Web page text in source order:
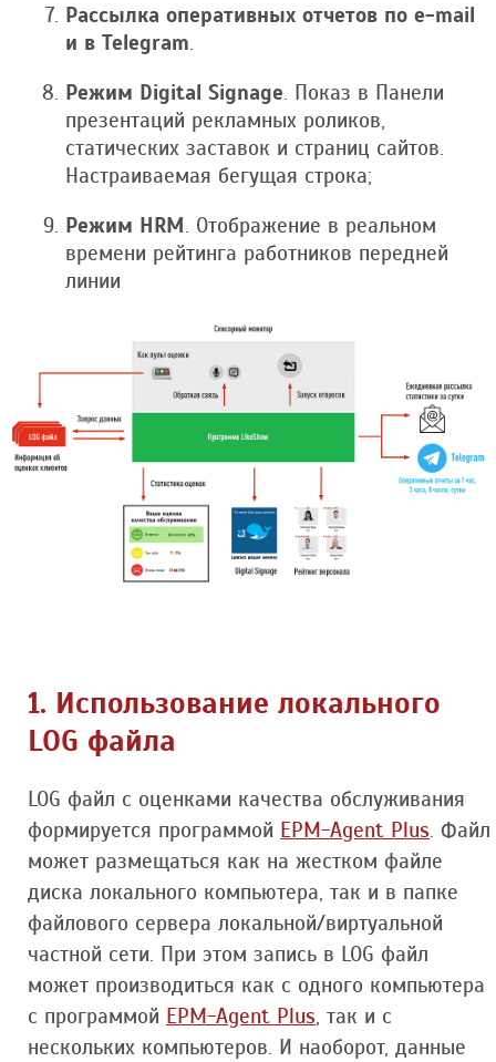
Рассылка оперативных отчетов по e-mail
и в Telegram.
Режим Digital Signage. Показ в Панели
презентаций рекламных роликов,
статических заставок и страниц сайтов.
Настраиваемая бегущая строка;
Режим HRM. Отображение в реальном
времени рейтинга работников передней
линии
1. Использование локального
LOG файла
LOG файл с оценками качества обслуживания
формируется программой EPM-Agent Plus. Файл
может размещаться как на жестком файле
диска локального компьютера, так и в папке
файлового сервера локальной/виртуальной
частной сети. При этом запись в LOG файл
может производиться как с одного компьютера
с программой EPM-Agent Plus, так и с
нескольких компьютеров. И наоборот, данные